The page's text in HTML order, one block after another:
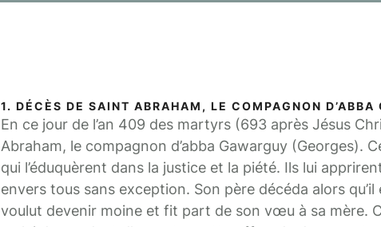
1. DÉCÈS DE SAINT ABRAHAM, LE COMPAGNON D’ABBA
En ce jour de l’an 409 des martyrs (693 après Jésus
Abraham, le compagnon d’abba Gawarguy (Georges).
qui l’éduquèrent dans la justice et la piété. Ils lui
envers tous sans exception. Son père décéda alors
voulut devenir moine et fit part de son vœu à sa mère.